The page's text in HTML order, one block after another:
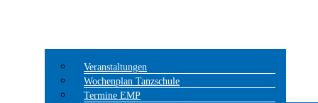
Veranstaltungen
Wochenplan Tanzschule
Termine EMP